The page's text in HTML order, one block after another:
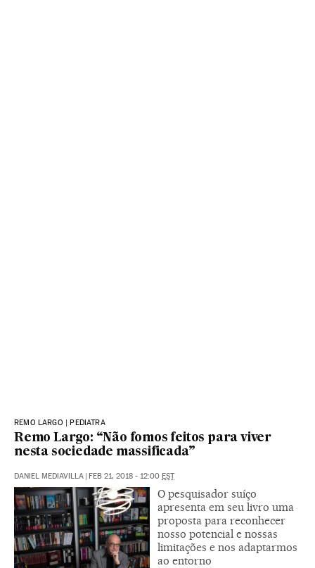
REMO LARGO | PEDIATRA
Remo Largo: “Não fomos feitos para viver
nesta sociedade massificada”
DANIEL MEDIAVILLA | FEB 21, 2018 - 12:00 EST
O pesquisador suíço
apresenta em seu livro uma
proposta para reconhecer
nosso potencial e nossas
limitações e nos adaptarmos
ao entorno